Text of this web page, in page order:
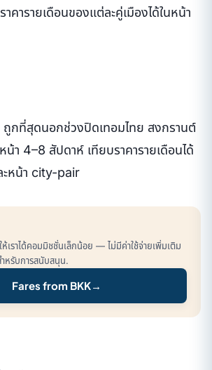
คารายเดือนของแต่ละคู่เมืองได้ในหน้า
ถูกที่สุดนอกช่วงปิดเทอมไทย สงกรานต์
น้า 4–8 สัปดาห์ เทียบราคารายเดือนได้
ะหน้า city-pair
ห้เราได้คอมมิชชั่นเล็กน้อย — ไม่มีค่าใช้จ่ายเพิ่มเติม
รับการสนับสนุน.
Fares from BKK→